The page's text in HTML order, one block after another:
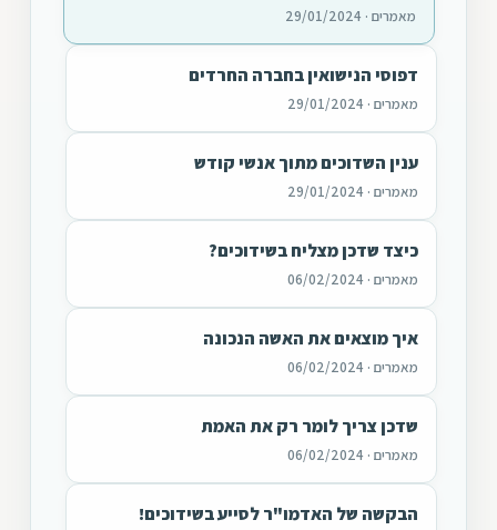
מאמרים · 29/01/2024
דפוסי הנישואין בחברה החרדים
מאמרים · 29/01/2024
ענין השדוכים מתוך אנשי קודש
מאמרים · 29/01/2024
כיצד שדכן מצליח בשידוכים?
מאמרים · 06/02/2024
איך מוצאים את האשה הנכונה
מאמרים · 06/02/2024
שדכן צריך לומר רק את האמת
מאמרים · 06/02/2024
הבקשה של האדמו"ר לסייע בשידוכים!